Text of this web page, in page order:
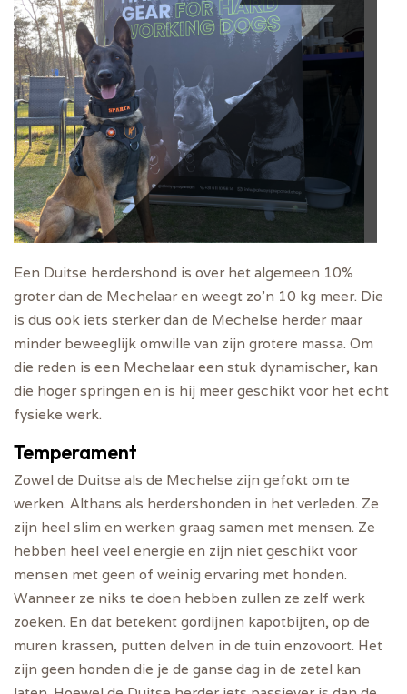
Een Duitse herdershond is over het algemeen 10%
groter dan de Mechelaar en weegt zo’n 10 kg meer. Die
is dus ook iets sterker dan de Mechelse herder maar
minder beweeglijk omwille van zijn grotere massa. Om
die reden is een Mechelaar een stuk dynamischer, kan
die hoger springen en is hij meer geschikt voor het echt
fysieke werk.
Temperament
Zowel de Duitse als de Mechelse zijn gefokt om te
werken. Althans als herdershonden in het verleden. Ze
zijn heel slim en werken graag samen met mensen. Ze
hebben heel veel energie en zijn niet geschikt voor
mensen met geen of weinig ervaring met honden.
Wanneer ze niks te doen hebben zullen ze zelf werk
zoeken. En dat betekent gordijnen kapotbijten, op de
muren krassen, putten delven in de tuin enzovoort. Het
zijn geen honden die je de ganse dag in de zetel kan